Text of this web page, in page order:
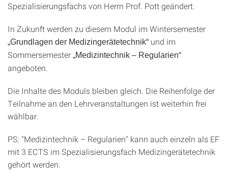
Spezialisierungsfachs von Herrn Prof. Pott geändert.
In Zukunft werden zu diesem Modul im Wintersemester
„Grundlagen der Medizingerätetechnik“ und im
Sommersemester „Medizintechnik – Regularien“
angeboten.
Die Inhalte des Moduls bleiben gleich. Die Reihenfolge der
Teilnahme an den Lehrveranstaltungen ist weiterhin frei
wählbar.
PS: "Medizintechnik – Regularien" kann auch einzeln als EF
mit 3 ECTS im Spezialisierungsfach Medizingerätetechnik
gehört werden.